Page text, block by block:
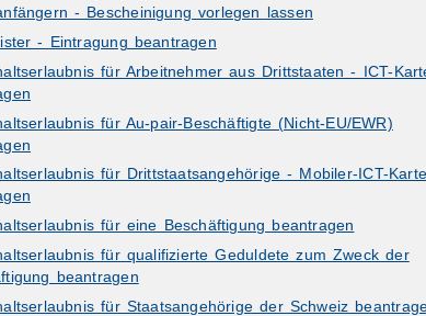
- Bescheinigung vorlegen lassen
- Eintragung beantragen
für Arbeitnehmer aus Drittstaaten - ICT-
für Au-pair-Beschäftigte (Nicht-EU/EWR)
für Drittstaatsangehörige - Mobiler-ICT-Karte
für eine Beschäftigung beantragen
für qualifizierte Geduldete zum Zweck der
beantragen
für Staatsangehörige der Schweiz